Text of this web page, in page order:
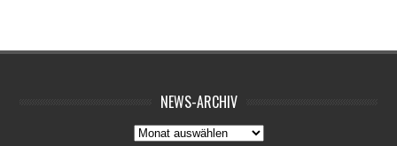
NEWS-ARCHIV
News-
Archiv